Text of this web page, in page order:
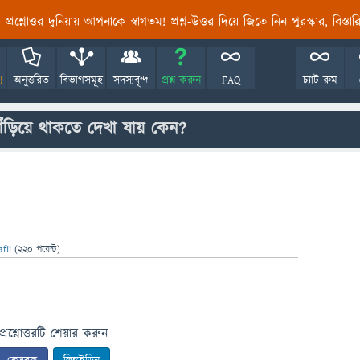
প্রশ্নোত্তর দুনিয়ায় আপনাকে স্বাগতম! প্রশ্ন-উত্তর দিয়ে জিতে নিন পুরস্কার,
অনুত্তরিত বিভাগসমূহ সদস্যবৃন্দ প্রশ্ন করুন FAQ চ্যাট রুম
থাকতে দেখা যায় কেন?
(220 পয়েন্ট)
শেয়ার করুন